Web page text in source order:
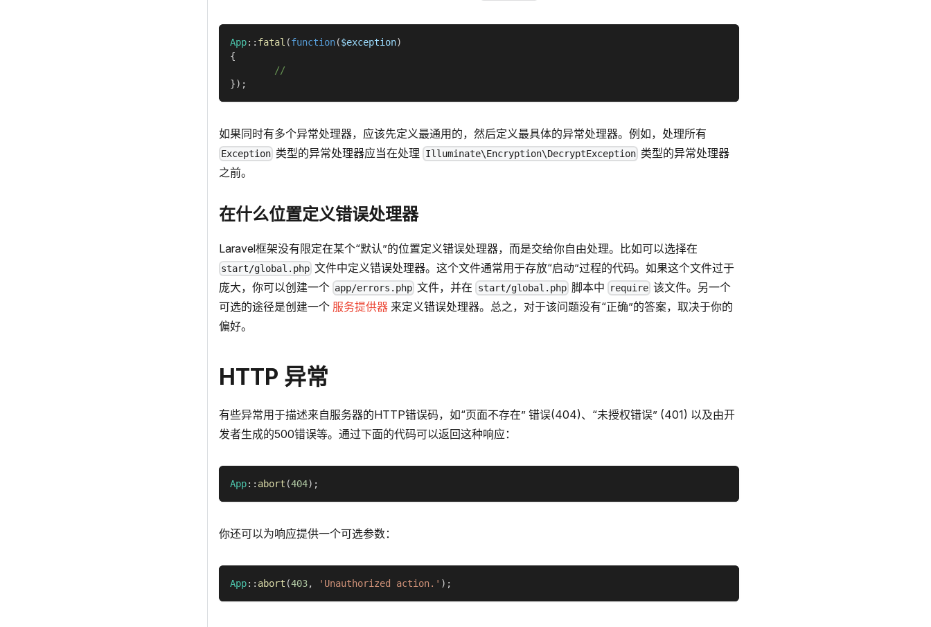
App:: fatal (function($exception)
{
//
}) ;
如果同时有多个异常处理器，应该先定义最通用的，然后定义最具体的异常处理器。例如，处理所有
Exception 类型的异常处理器应当在处理 Illuminate\Encryption\DecryptException类型的异常处理器
之前。
在什么位置定义错误处理器
Laravel框架没有限定在某个“默认”的位置定义错误处理器，而是交给你自由处理。比如可以选择在
start/global.php 文件中定义错误处理器。这个文件通常用于存放“启动”过程的代码。如果这个文件过于
庞大，你可以创建一个 app/errors.php 文件，并在 start/global.php脚本中 require 该文件。另一个
可选的途径是创建一个 服务提供器 来定义错误处理器。总之，对于该问题没有“正确”的答案，取决于你的
偏好。
HTTP 异常
有些异常用于描述来自服务器的HTTP错误码，如“页面不存在” 错误(404)、“未授权错误” (401) 以及由开
发者生成的500错误等。通过下面的代码可以返回这种响应：
App:: abort (404) ;
你还可以为响应提供一个可选参数：
App:: abort (403, 'Unauthorized action.' ) ;